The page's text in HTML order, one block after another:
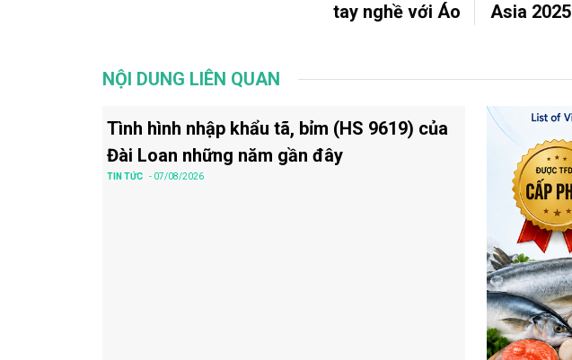
tay nghề với Áo
Asia 2025
NỘI DUNG LIÊN QUAN
Tình hình nhập khẩu tã, bỉm (HS 9619) của
Đài Loan những năm gần đây
TIN TỨC - 07/08/2026